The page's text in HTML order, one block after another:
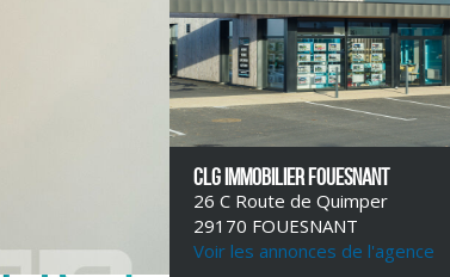
CLG IMMOBILIER FOUESNANT
26 C Route de Quimper
29170 FOUESNANT
Voir les annonces de l'agence